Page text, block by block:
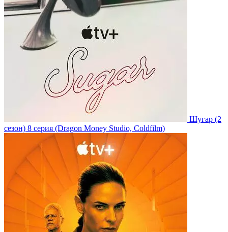
Шугар (2
сезон) 8 серия (Dragon Money Studio, Coldfilm)